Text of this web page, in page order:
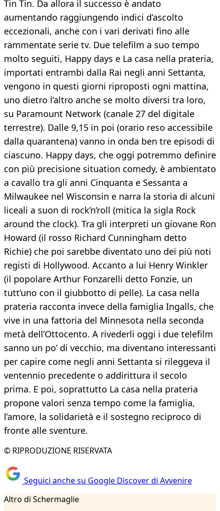
Tin Tin. Da allora il successo è andato
aumentando raggiungendo indici d’ascolto
eccezionali, anche con i vari derivati fino alle
rammentate serie tv. Due telefilm a suo tempo
molto seguiti, Happy days e La casa nella prateria,
importati entrambi dalla Rai negli anni Settanta,
vengono in questi giorni riproposti ogni mattina,
uno dietro l’altro anche se molto diversi tra loro,
su Paramount Network (canale 27 del digitale
terrestre). Dalle 9,15 in poi (orario reso accessibile
dalla quarantena) vanno in onda ben tre episodi di
ciascuno. Happy days, che oggi potremmo definire
con più precisione situation comedy, è ambientato
a cavallo tra gli anni Cinquanta e Sessanta a
Milwaukee nel Wisconsin e narra la storia di alcuni
liceali a suon di rock’n’roll (mitica la sigla Rock
around the clock). Tra gli interpreti un giovane Ron
Howard (il rosso Richard Cunningham detto
Richie) che poi sarebbe diventato uno dei più noti
registi di Hollywood. Accanto a lui Henry Winkler
(il popolare Arthur Fonzarelli detto Fonzie, un
tutt’uno con il giubbotto di pelle). La casa nella
prateria racconta invece della famiglia Ingalls, che
vive in una fattoria del Minnesota nella seconda
metà dell’Ottocento. A rivederli oggi i due telefilm
sanno un po’ di vecchio, ma diventano interessanti
per capire come negli anni Settanta si rileggeva il
ventennio precedente o addirittura il secolo
prima. E poi, soprattutto La casa nella prateria
propone valori senza tempo come la famiglia,
l’amore, la solidarietà e il sostegno reciproco di
fronte alle sventure.
© RIPRODUZIONE RISERVATA
Seguici anche su Google Discover di Avvenire
Altro di Schermaglie